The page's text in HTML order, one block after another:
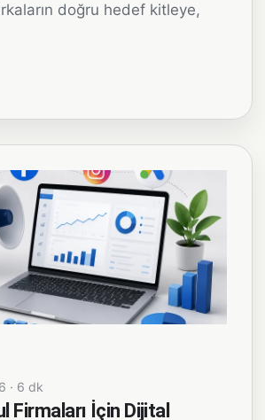
doğru hedef kitleye,
· 6 dk
Firmaları İçin Dijital